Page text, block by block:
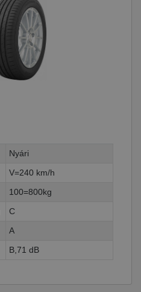
Nyári
V=240 km/h
100=800kg
C
A
B,71 dB